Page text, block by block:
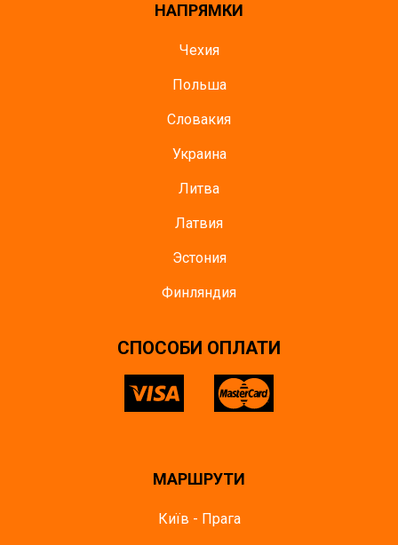
НАПРЯМКИ
Чехия
Польша
Словакия
Украина
Литва
Латвия
Эстония
Финляндия
СПОСОБИ ОПЛАТИ
МАРШРУТИ
Київ - Прага